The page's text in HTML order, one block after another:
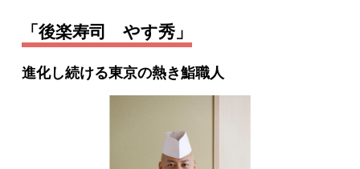
「後楽寿司 やす秀」
進化し続ける東京の熱き鮨職人